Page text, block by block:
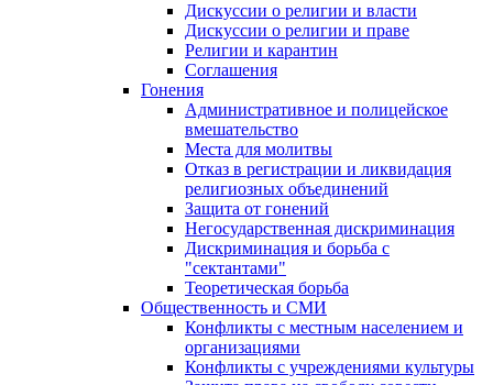
Дискуссии о религии и власти
Дискуссии о религии и праве
Религии и карантин
Соглашения
Гонения
Административное и полицейское
вмешательство
Места для молитвы
Отказ в регистрации и ликвидация
религиозных объединений
Защита от гонений
Негосударственная дискриминация
Дискриминация и борьба с
"сектантами"
Теоретическая борьба
Общественность и СМИ
Конфликты с местным населением и
организациями
Конфликты с учреждениями культуры